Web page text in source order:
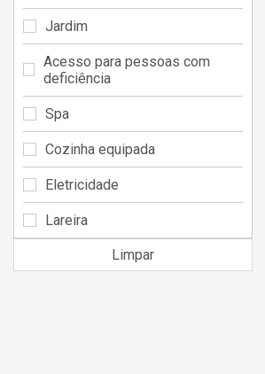
Jardim
Acesso para pessoas com
deficiência
Spa
Cozinha equipada
Eletricidade
Lareira
Limpar